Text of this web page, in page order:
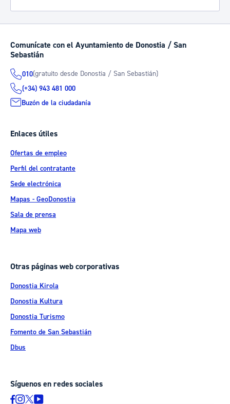
Comunícate con el Ayuntamiento de Donostia / San
Sebastián
010(gratuito desde Donostia / San Sebastián)
(+34) 943 481 000
Buzón de la ciudadanía
Enlaces útiles
Ofertas de empleo
Perfil del contratante
Sede electrónica
Mapas - GeoDonostia
Sala de prensa
Mapa web
Otras páginas web corporativas
Donostia Kirola
Donostia Kultura
Donostia Turismo
Fomento de San Sebastián
Dbus
Síguenos en redes sociales